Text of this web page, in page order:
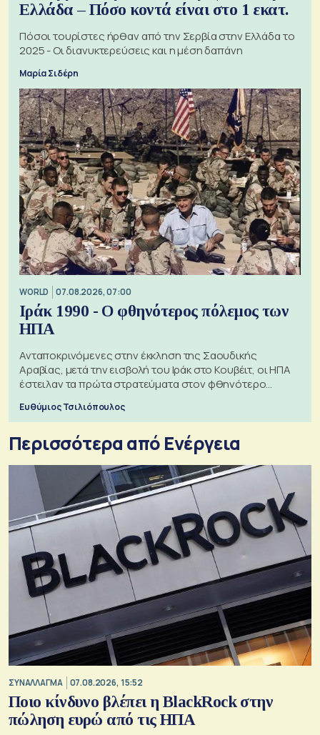
Ελλάδα – Πόσο κοντά είναι στο 1 εκατ.
Πόσοι τουρίστες ήρθαν από την Σερβία στην Ελλάδα το
2025 - Οι διανυκτερεύσεις και η μέση δαπάνη
Μαρία Σιδέρη
WORLD 07.08.2026, 07:00
Ιράκ 1990 - Ο φθηνότερος πόλεμος των
ΗΠΑ
Ανταποκρινόμενες στην έκκληση της Σαουδικής
Αραβίας, μετά την εισβολή του Ιράκ στο Κουβέιτ, οι ΗΠΑ
έστειλαν τα πρώτα στρατεύματα στον φθηνότερο
Ευθύμιος Τσιλιόπουλος
Περισσότερα από Ενέργεια
ΣΥΝΑΛΛΑΓΜΑ 07.08.2026, 15:52
Ποιο κίνδυνο βλέπει η BlackRock στην
πώληση ευρώ από τις ΗΠΑ